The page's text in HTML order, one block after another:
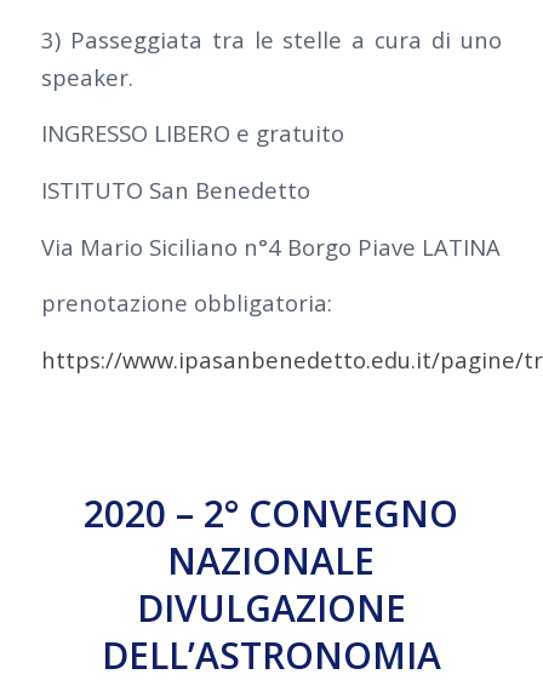
3) Passeggiata tra le stelle a cura di uno
speaker.
INGRESSO LIBERO e gratuito
ISTITUTO San Benedetto
Via Mario Siciliano n°4 Borgo Piave LATINA
prenotazione obbligatoria:
https://www.ipasanbenedetto.edu.it/pagine/
2020 – 2° CONVEGNO
NAZIONALE
DIVULGAZIONE
DELL’ASTRONOMIA